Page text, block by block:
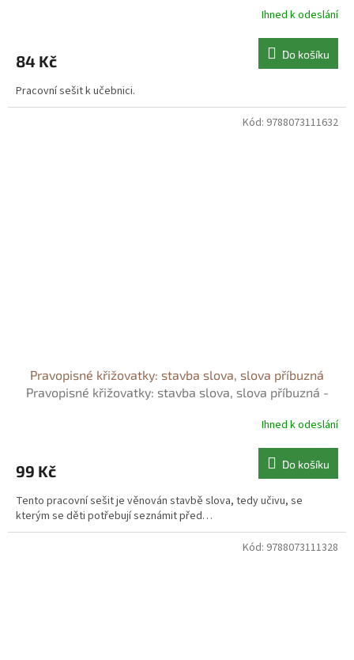
Ihned k odeslání
84 Kč Do košíku
Pracovní sešit k učebnici.
Pravopisné křižovatky: stavba slova, slova příbuzná
Pravopisné křižovatky: stavba slova, slova příbuzná -
Ihned k odeslání
99 Kč Do košíku
Tento pracovní sešit je věnován stavbě slova, tedy učivu, se
kterým se děti potřebují seznámit před…
Kód: 9788073111632
Kód: 9788073111328